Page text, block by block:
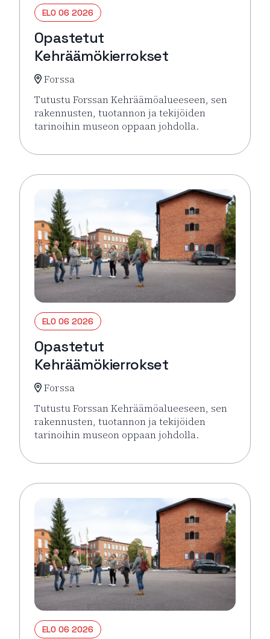
ELO 06 2026
Opastetut
Kehräämökierrokset
Forssa
Tutustu Forssan Kehräämöalueeseen, sen
rakennusten, tuotannon ja tekijöiden
tarinoihin museon oppaan johdolla.
Lue lisää tapahtumasta Opastetut
ELO 06 2026
Opastetut
Kehräämökierrokset
Forssa
Tutustu Forssan Kehräämöalueeseen, sen
rakennusten, tuotannon ja tekijöiden
tarinoihin museon oppaan johdolla.
Lue lisää tapahtumasta Opastetut
ELO 06 2026